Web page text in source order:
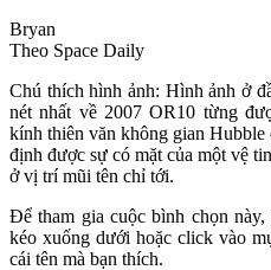
Bryan
Theo Space Daily
Chú thích hình ảnh: Hình ảnh ở
nét nhất về 2007 OR10 từng
kính thiên văn không gian
định được sự có mặt của một vệ
ở vị trí mũi tên chỉ tới.
Để tham gia cuộc bình chọn này,
kéo xuống dưới hoặc click vào
cái tên mà bạn thích.